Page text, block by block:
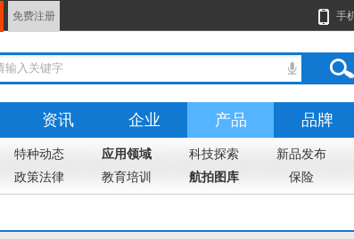
免费注册 手
资讯 企业 产品 品牌
杂志 地图
特种动态 应用领域 科技探索 新品发布
政策法律 教育培训 航拍图库 保险